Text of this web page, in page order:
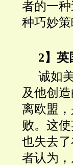
者的一
种巧妙策
2】英
诚如
及他创
离欧盟
败。这
也失去
者认为